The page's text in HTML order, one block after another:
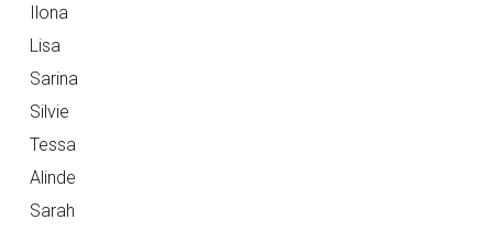
Ilona
Lisa
Sarina
Silvie
Tessa
Alinde
Sarah